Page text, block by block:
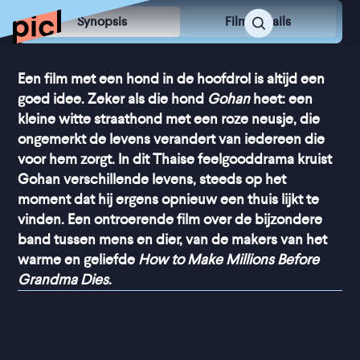
Synopsis Film Details
Een film met een hond in de hoofdrol is altijd een
goed idee. Zeker als die hond Gohanheet: een
kleine witte straathond met een roze neusje, die
ongemerkt de levens verandert van iedereen die
voor hem zorgt. In dit Thaise feelgooddrama kruist
Gohan verschillende levens, steeds op het
moment dat hij ergens opnieuw een thuis lijkt te
vinden. Een ontroerende film over de bijzondere
band tussen mens en dier, van de makers van het
warme en geliefde How to Make Millions Before
Grandma Dies.